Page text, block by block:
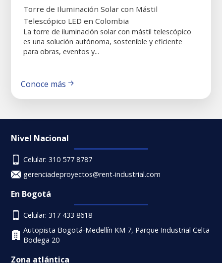
Torre de Iluminación Solar con Mástil
Telescópico LED en Colombia
La torre de iluminación solar con mástil telescópico
es una solución autónoma, sostenible y eficiente
para obras, eventos y...
Conoce más
Nivel Nacional
Celular: 310 577 8787
gerenciadeproyectos@rent-industrial.com
En Bogotá
Celular: 317 433 8618
Autopista Bogotá-Medellín KM 7, Parque Industrial Celta
Bodega 20
Zona atlántica